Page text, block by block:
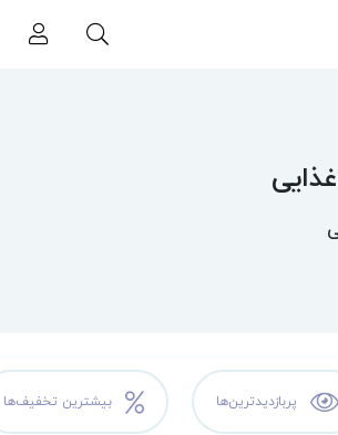
پربازدیدترین‌ها بیشترین تخفیف‌ها